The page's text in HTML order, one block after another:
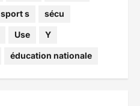
sport s sécu
Use Y
éducation nationale